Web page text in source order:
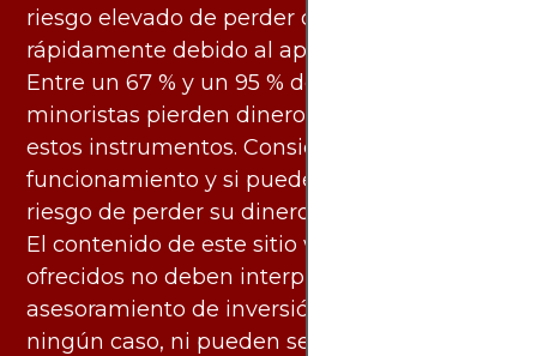
riesgo elevado de perder dinero
rápidamente debido al apalancamiento.
Entre un 67 % y un 95 % de los inversores
minoristas pierden dinero al negociar con
estos instrumentos. Considere si entiende su
funcionamiento y si puede asumir el alto
riesgo de perder su dinero.
El contenido de este sitio web y los servicios
ofrecidos no deben interpretarse como
asesoramiento de inversión ni financiero en
ningún caso, ni pueden servir de base para